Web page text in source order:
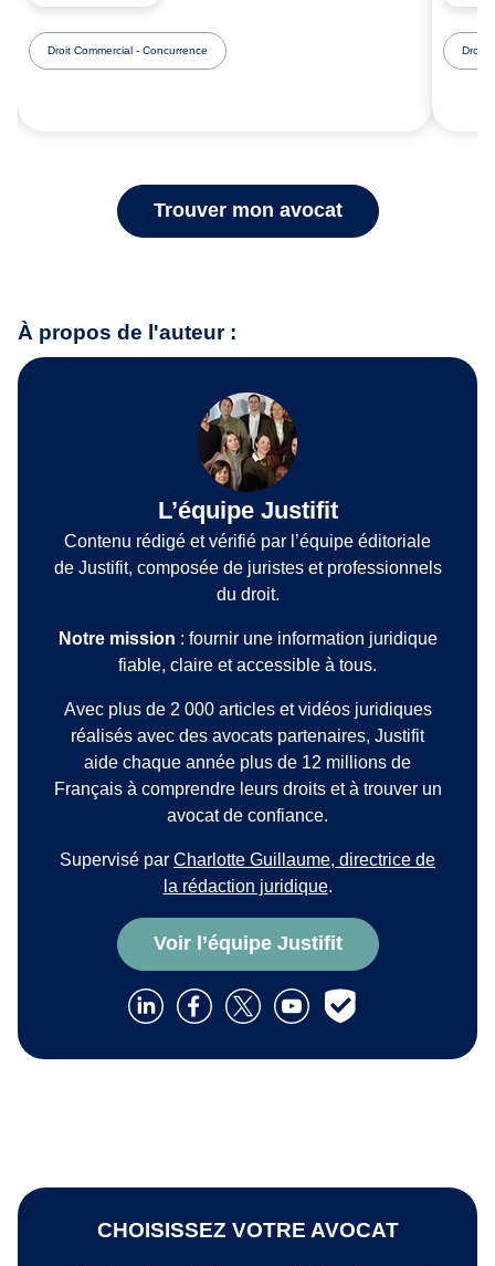
Droit Commercial - Concurrence Droit
Trouver mon avocat
À propos de l'auteur :
L’équipe Justifit
Contenu rédigé et vérifié par l’équipe éditoriale
de Justifit, composée de juristes et professionnels
du droit.
Notre mission : fournir une information juridique
fiable, claire et accessible à tous.
Avec plus de 2 000 articles et vidéos juridiques
réalisés avec des avocats partenaires, Justifit
aide chaque année plus de 12 millions de
Français à comprendre leurs droits et à trouver un
avocat de confiance.
Supervisé par Charlotte Guillaume, directrice de
la rédaction juridique.
Voir l’équipe Justifit
CHOISISSEZ VOTRE AVOCAT